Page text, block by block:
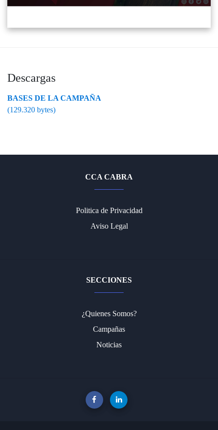
Descargas
BASES DE LA CAMPAÑA
(129.320 bytes)
CCA CABRA
Politica de Privacidad
Aviso Legal
SECCIONES
¿Quienes Somos?
Campañas
Noticias